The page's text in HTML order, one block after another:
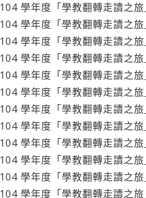
104 學年度「學教翻轉走讀之
104 學年度「學教翻轉走讀之
104 學年度「學教翻轉走讀之
104 學年度「學教翻轉走讀之
104 學年度「學教翻轉走讀之
104 學年度「學教翻轉走讀之
104 學年度「學教翻轉走讀之
104 學年度「學教翻轉走讀之
104 學年度「學教翻轉走讀之
104 學年度「學教翻轉走讀之
104 學年度「學教翻轉走讀之
104 學年度「學教翻轉走讀之